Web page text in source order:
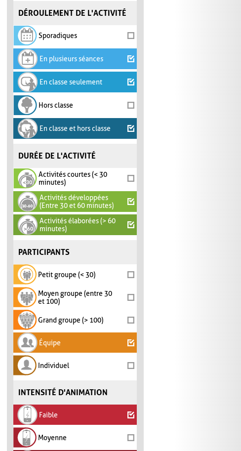
DÉROULEMENT DE L'ACTIVITÉ
Sporadiques
En plusieurs séances
En classe seulement
Hors classe
En classe et hors classe
DURÉE DE L'ACTIVITÉ
Activités courtes (< 30
minutes)
Activités développées
(Entre 30 et 60 minutes)
Activités élaborées (> 60
minutes)
PARTICIPANTS
Petit groupe (< 30)
Moyen groupe (entre 30
et 100)
Grand groupe (> 100)
Équipe
Individuel
INTENSITÉ D'ANIMATION
Faible
Moyenne